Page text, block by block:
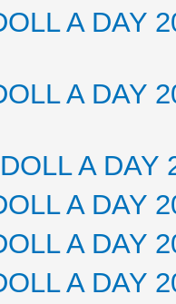
A DAY
A DAY
A DAY
A DAY
A DAY
A DAY